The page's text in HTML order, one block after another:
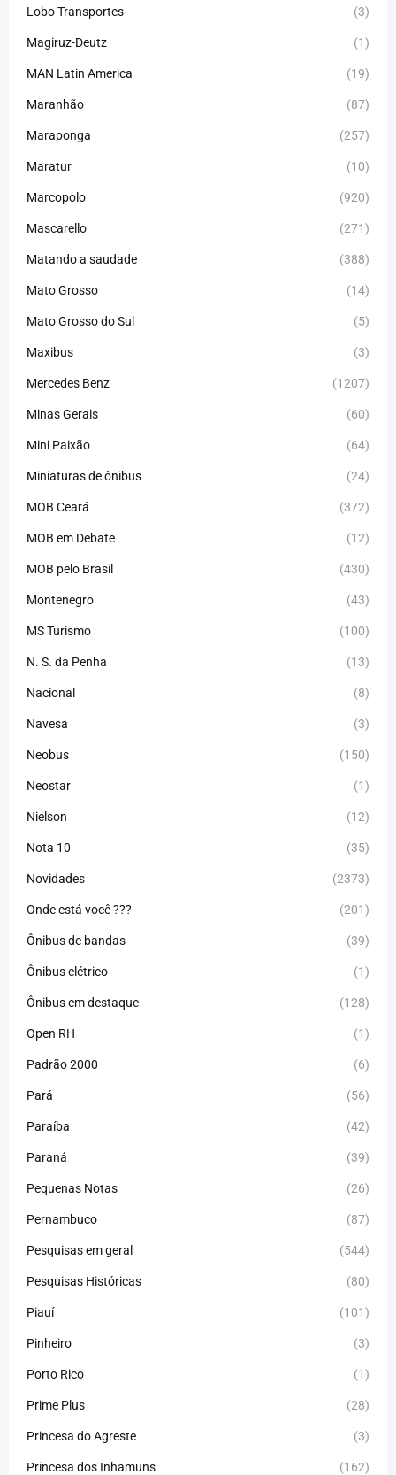
Lobo Transportes (3)
Magiruz-Deutz (1)
MAN Latin America (19)
Maranhão (87)
Maraponga (257)
Maratur (10)
Marcopolo (920)
Mascarello (271)
Matando a saudade (388)
Mato Grosso (14)
Mato Grosso do Sul (5)
Maxibus (3)
Mercedes Benz (1207)
Minas Gerais (60)
Mini Paixão (64)
Miniaturas de ônibus (24)
MOB Ceará (372)
MOB em Debate (12)
MOB pelo Brasil (430)
Montenegro (43)
MS Turismo (100)
N. S. da Penha (13)
Nacional (8)
Navesa (3)
Neobus (150)
Neostar (1)
Nielson (12)
Nota 10 (35)
Novidades (2373)
Onde está você ??? (201)
Ônibus de bandas (39)
Ônibus elétrico (1)
Ônibus em destaque (128)
Open RH (1)
Padrão 2000 (6)
Pará (56)
Paraíba (42)
Paraná (39)
Pequenas Notas (26)
Pernambuco (87)
Pesquisas em geral (544)
Pesquisas Históricas (80)
Piauí (101)
Pinheiro (3)
Porto Rico (1)
Prime Plus (28)
Princesa do Agreste (3)
Princesa dos Inhamuns (162)